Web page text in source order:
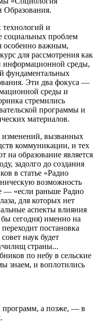
Образования.
и
социальных проблем
особенно важным,
для рассмотрения как
информационной среды,
фундаментальных
Эти два фокуса —
среды и
стремились
программы и
материалов.
изменений, вызванных
коммуникации, и тех
на образование является
задолго до создания
в статье «Радио
возможность
— «если раньше Радио
для которых нет
аспекты влияния
сегодня) именно на
постановка
наук будет
страны...
по небу в сельские
знаем, и воплотились
программ, а позже, — в